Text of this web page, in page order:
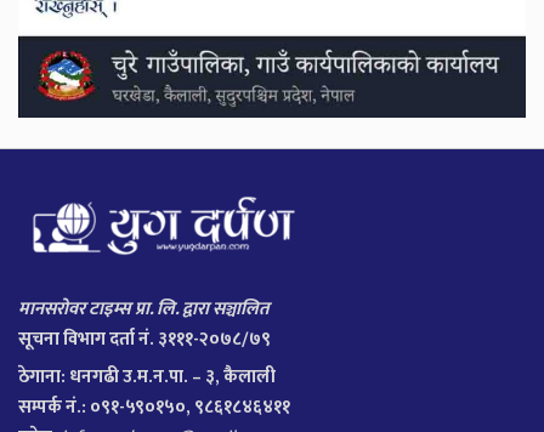
मानसरोवर टाइम्स प्रा. लि. द्वारा सञ्चालित
सूचना विभाग दर्ता नं. ३१११-२०७८/७९
ठेगाना: धनगढी उ.म.न.पा. – ३, कैलाली
सम्पर्क नं.: ०९१-५९०१५०, ९८६१८४६४११